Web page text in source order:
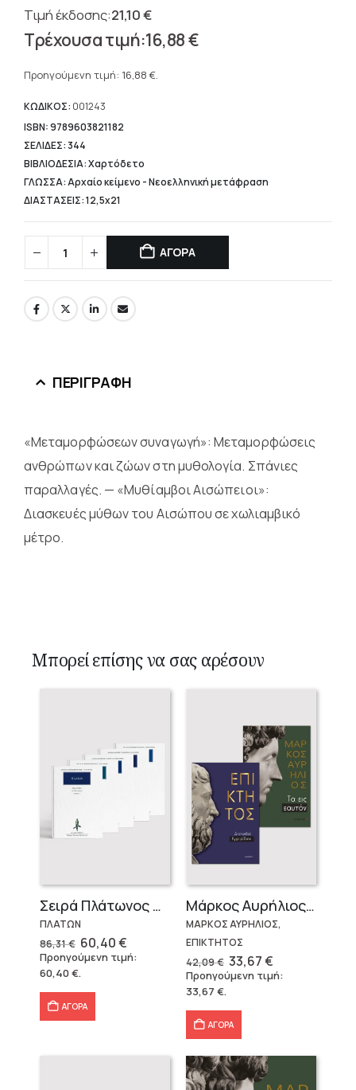
21,10€
Original
price
21,10 €.
16,88€
τρέχουσα
είναι:
16,88 €.
Προηγούμενη τιμή: 16,88 €.
ΚΩΔΙΚΟΣ: 001243
ISBN: 9789603821182
ΣΕΛΙΔΕΣ: 344
ΒΙΒΛΙΟΔΕΣΙΑ: Χαρτόδετο
ΓΛΩΣΣΑ: Αρχαίο κείμενο - Νεοελληνική μετάφραση
ΔΙΑΣΤΑΣΕΙΣ: 12,5x21
ΑΓΟΡΑ
ΠΕΡΙΓΡΑΦΉ
«Μεταμορφώσεων συναγωγή»: Μεταμορφώσεις
ανθρώπων και ζώων στη μυθολογία. Σπάνιες
παραλλαγές. — «Μυθίαμβοι Αισώπειοι»:
Διασκευές μύθων του Αισώπου σε χωλιαμβικό
μέτρο.
Μπορεί επίσης να σας αρέσουν
Σειρά Πλάτωνος Πολιτεία
ΠΛΑΤΩΝ
86,31€ Original
price
was:
86,31 €.
60,40€Η
τρέχουσα
τιμή
Προηγούμενη τιμή:
60,40€.
ΑΓΟΡΑ
Μάρκος Αυρήλιος & Επίκτητος (Επίτομα)
ΜΑΡΚΟΣ ΑΥΡΗΛΙΟΣ,
ΕΠΙΚΤΗΤΟΣ
42,09€ Original
price
was:
33,67€Η
τρέχουσα
τιμή
Προηγούμενη τιμή:
33,67 €.
ΑΓΟΡΑ